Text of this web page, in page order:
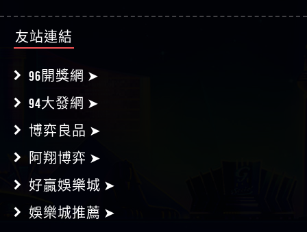
友站連結
96開獎網 ➤
94大發網 ➤
博弈良品 ➤
阿翔博弈 ➤
好贏娛樂城 ➤
娛樂城推薦 ➤